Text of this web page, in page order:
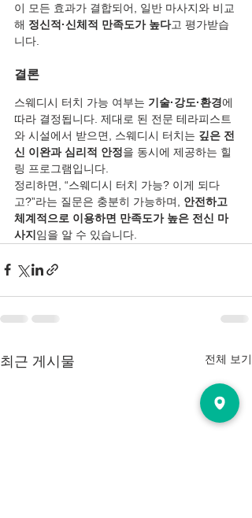
이 모든 효과가 결합되어, 일반 마사지와 비교
해 정신적·신체적 만족도가 높다고 평가받습
니다.
결론
스웨디시 터치 가능 여부는 기술·강도·환경에
따라 결정됩니다. 제대로 된 전문 테라피스트
와 시설에서 받으면, 스웨디시 터치는 깊은 전
신 이완과 심리적 안정을 동시에 제공하는 힐
링 프로그램입니다.
정리하면, “스웨디시 터치 가능? 이게 되다
고?”라는 질문은 충분히 가능하며, 안전하고
체계적으로 이용하면 만족도가 높은 전신 마
사지 임을 알 수 있습니다.
최근 게시물 전체 보기